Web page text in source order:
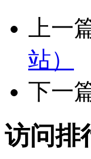
上一
站）
下一
访问排